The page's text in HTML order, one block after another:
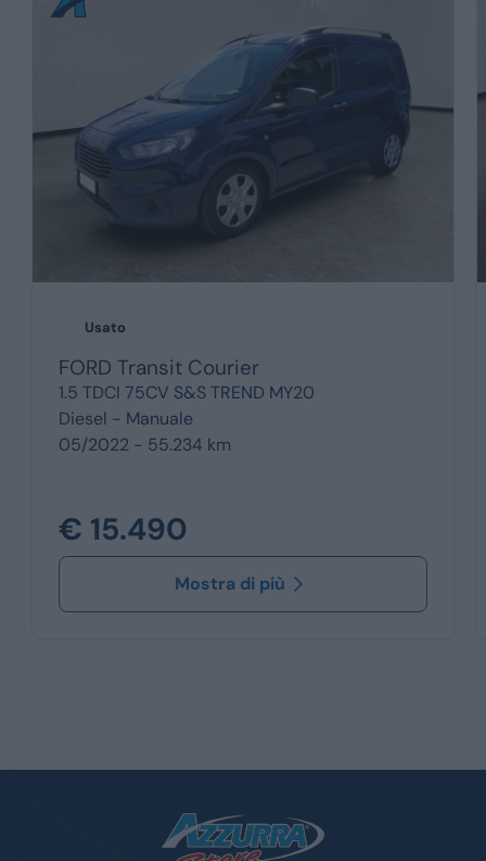
Usato
FORD Transit Courier
1.5 TDCI 75CV S&S TREND MY20
Diesel - Manuale
05/2022 - 55.234 km
€ 15.490
Mostra di più